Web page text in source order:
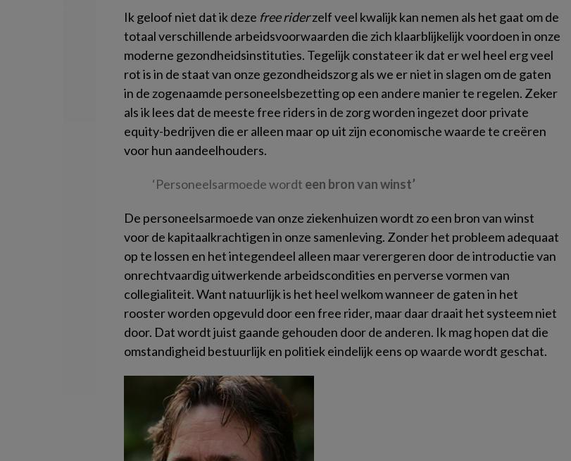
Ik geloof niet dat ik deze free riderzelf veel kwalijk kan nemen als het gaat om de
totaal verschillende arbeidsvoorwaarden die zich klaarblijkelijk voordoen in onze
moderne gezondheidsinstituties. Tegelijk constateer ik dat er wel heel erg veel
rot is in de staat van onze gezondheidszorg als we er niet in slagen om de gaten
in de zogenaamde personeelsbezetting op een andere manier te regelen. Zeker
als ik lees dat de meeste free riders in de zorg worden ingezet door private
equity-bedrijven die er alleen maar op uit zijn economische waarde te creëren
voor hun aandeelhouders.
‘Personeelsarmoede wordt een bron van winst’
De personeelsarmoede van onze ziekenhuizen wordt zo een bron van winst
voor de kapitaalkrachtigen in onze samenleving. Zonder het probleem adequaat
op te lossen en het integendeel alleen maar verergeren door de introductie van
onrechtvaardig uitwerkende arbeidscondities en perverse vormen van
collegialiteit. Want natuurlijk is het heel welkom wanneer de gaten in het
rooster worden opgevuld door een free rider, maar daar draait het systeem niet
door. Dat wordt juist gaande gehouden door de anderen. Ik mag hopen dat die
omstandigheid bestuurlijk en politiek eindelijk eens op waarde wordt geschat.